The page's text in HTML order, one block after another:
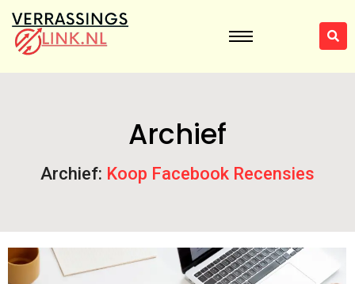
Archief
Archief: Koop Facebook Recensies